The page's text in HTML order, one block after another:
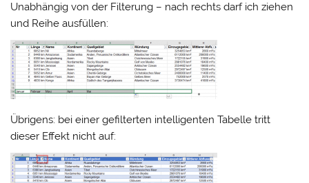
Unabhängig von der Filterung – nach rechts darf ich ziehen
und Reihe ausfüllen:
Übrigens: bei einer gefilterten intelligenten Tabelle tritt
dieser Effekt nicht auf: